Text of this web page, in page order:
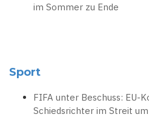
im Sommer zu Ende
Sport
FIFA unter Beschuss: EU-
Schiedsrichter im Streit